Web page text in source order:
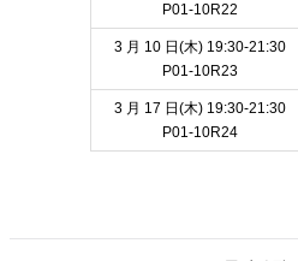
P01-10R22
3 月 10 日(木) 19:30-21:30
P01-10R23
3 月 17 日(木) 19:30-21:30
P01-10R24